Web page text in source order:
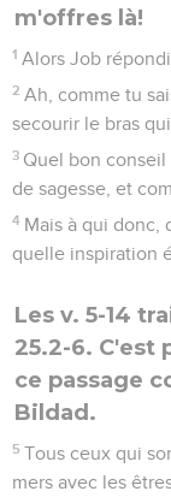
m'offres là!
1 Alors Job
2 Ah, comme tu
secourir le bras
3 Quel bon
de sagesse, et
4 Mais à qui donc,
quelle inspiration
Les v. 5-14
25.2-6. C'est
ce passage
Bildad.
5 Tous ceux qui
mers avec les